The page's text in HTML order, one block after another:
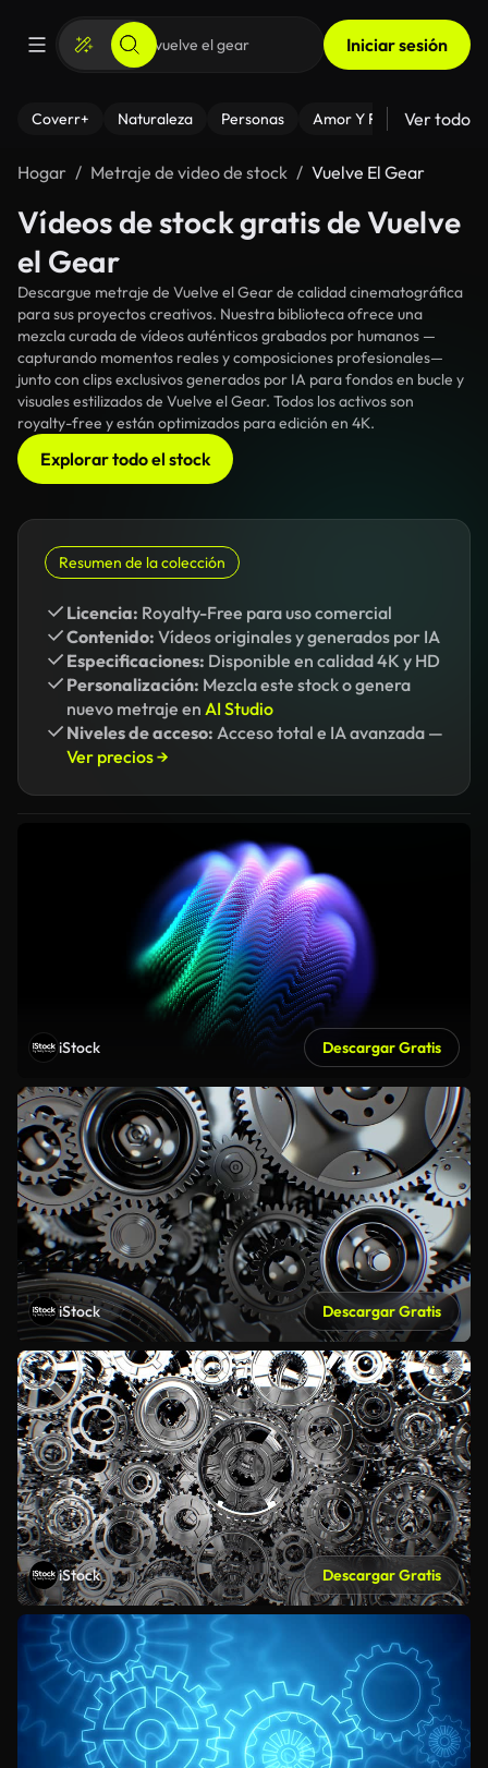
Iniciar sesión
Coverr+ Naturaleza Personas Amor Y Relaciones
Ver todo
Hogar Metraje de video de stock Vuelve El Gear
Vídeos de stock gratis de Vuelve
el Gear
Descargue metraje de Vuelve el Gear de calidad cinematográfica
para sus proyectos creativos. Nuestra biblioteca ofrece una
mezcla curada de vídeos auténticos grabados por humanos —
capturando momentos reales y composiciones profesionales—
junto con clips exclusivos generados por IA para fondos en bucle y
visuales estilizados de Vuelve el Gear. Todos los activos son
royalty-free y están optimizados para edición en 4K.
Explorar todo el stock
Resumen de la colección
Licencia: Royalty-Free para uso comercial
Contenido: Vídeos originales y generados por IA
Especificaciones: Disponible en calidad 4K y HD
Personalización: Mezcla este stock o genera
nuevo metraje en AI Studio
Niveles de acceso: Acceso total e IA avanzada —
Ver precios →
iStock Descargar Gratis
iStock Descargar Gratis
iStock Descargar Gratis